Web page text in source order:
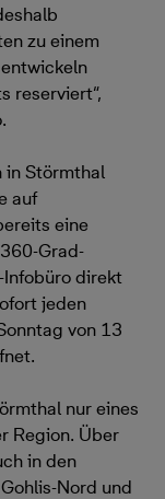
zu einem
reserviert“,
in Störmthal
auf
eine
Grad-
Infobüro direkt
jeden
von 13
nur eines
Region. Über
in den
Nord und